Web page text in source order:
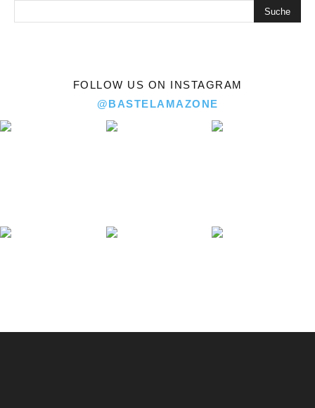
FOLLOW US ON INSTAGRAM
@BASTELAMAZONE